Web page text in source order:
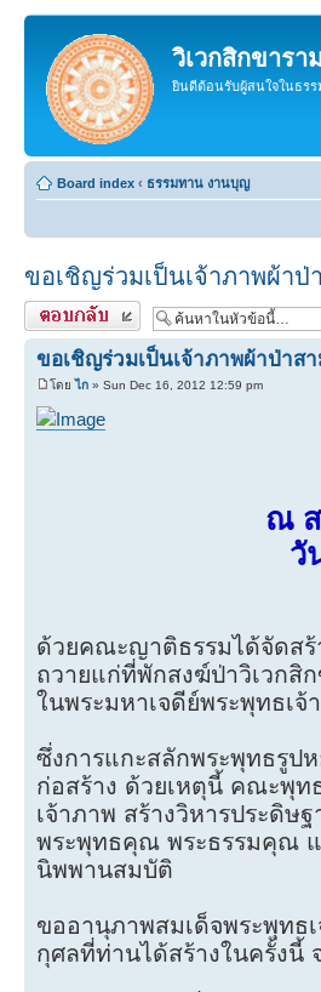
วิเวกสิกขาราม
ยินดีต้อนรับผู้สนใจในธรร
Board index ‹ ธรรมทาน งานบุญ
ขอเชิญร่วมเป็นเจ้าภาพผ้า
ตอบกลับ
ขอเชิญร่วมเป็นเจ้าภาพผ้าป่าส
โดยไก » Sun Dec 16, 2012 12:59 pm
ณ ส
วั
ด้วยคณะญาติธรรมได้จัดส
ถวายแก่ที่พักสงฆ์ป่าวิเวกสิ
ในพระมหาเจดีย์พระพุทธเจ้
ซึ่งการแกะสลักพระพุทธรูป
ก่อสร้าง ด้วยเหตุนี้ คณะพุ
เจ้าภาพ สร้างวิหารประดิษ
พระพุทธคุณ พระธรรมคุณ
นิพพานสมบัติ
ขออานุภาพสมเด็จพระพุทธ
กุศลที่ท่านได้สร้างในครั้งนี้